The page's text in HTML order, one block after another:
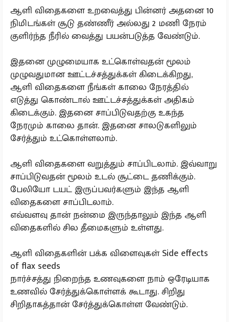
ஆளி விதைகளை உறவைத்து பின்னர் அதனை 10
நிமிடங்கள் சூடு தண்ணீர் அல்லது 2 மணி நேரம்
குளிர்ந்த நீரில் வைத்து பயன்படுத்த வேண்டும்.
இதனை முழுமையாக உட்கொள்வதன் மூலம்
முழுவதுமான ஊட்டச்சத்துக்கள் கிடைக்கிறது,
ஆளி விதைகளை நீங்கள் காலை நேரத்தில்
எடுத்து கொண்டால் ஊட்டச்சத்துக்கள் அதிகம்
கிடைக்கும். இதனை சாப்பிடுவதற்கு உகந்த
நேரமும் காலை தான். இதனை சாலடுகளிலும்
சேர்த்தும் உட்கொள்ளலாம்.
ஆளி விதைகளை வறுத்தும் சாப்பிடலாம். இவ்வாறு
சாப்பிடுவதன் மூலம் உடல் சூட்டை தணிக்கும்.
பேலியோ டயட் இருப்பவர்களும் இந்த ஆளி
விதைகளை சாப்பிடலாம்.
எவ்வளவு தான் நன்மை இருந்தாலும் இந்த ஆளி
விதைகளில் சில தீமைகளும் உள்ளது.
ஆளி விதைகளின் பக்க விளைவுகள் Side effects
of flax seeds
நார்ச்சத்து நிறைந்த உணவுகளை நாம் ஒரேடியாக
உணவில் சேர்த்துக்கொள்ளக் கூடாது. சிறிது
சிறிதாகத்தான் சேர்த்துக்கொள்ள வேண்டும்.